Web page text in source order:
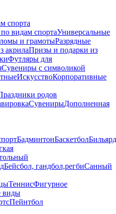
спорта
видам спортаУниверсальные
и грамотыРазрядные
акрилаПризы и подарки из
Футляры для
Сувениры с символикой
ИскусствоКорпоративные
родов
СувенирыДополненная
БадминтонБаскетболБильярд
Бейсбол, гандбол,регбиСанный
ТеннисФигурное
виды
Пейнтбол